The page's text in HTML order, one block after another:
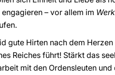
– vor allem im
gute Hirten nach dem
Reiches führt! Stärkt das
mit den Ordensleuten